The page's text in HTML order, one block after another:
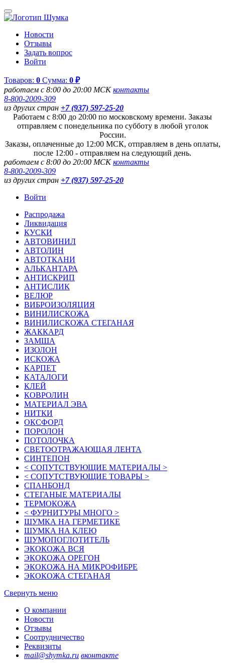
Новости
Отзывы
Задать вопрос
Войти
Товаров: 0 Сумма: 0 ₽
работаем с 8:00 до 20:00 МСКконтакты
8-800-2009-309
из других стран +7 (937) 597-25-20
Работаем с 8:00 до 20:00 по московскому времени. Заказы
отправляем с понедельника по субботу в любой уголок
России.
Заказы, оплаченные до 12:00 МСК, отправляем в день оплаты,
после 12:00 - отправляем на следующий день.
работаем с 8:00 до 20:00 МСКконтакты
8-800-2009-309
из других стран +7 (937) 597-25-20
Войти
Распродажа
Ликвидация
КУСКИ
АВТОВИНИЛ
АВТОЛИН
АВТОТКАНИ
АЛЬКАНТАРА
АНТИСКРИП
АНТИСЛИК
ВЕЛЮР
ВИБРОИЗОЛЯЦИЯ
ВИНИЛИСКОЖА
ВИНИЛИСКОЖА СТЕГАНАЯ
ЖАККАРД
ЗАМША
ИЗОЛОН
ИСКОЖА
КАРПЕТ
КАТАЛОГИ
КЛЕЙ
КОВРОЛИН
МАТЕРИАЛ ЭВА
НИТКИ
ОКСФОРД
ПОРОЛОН
ПОТОЛОЧКА
СВЕТООТРАЖАЮЩАЯ ЛЕНТА
СИНТЕПОН
< СОПУТСТВУЮЩИЕ МАТЕРИАЛЫ >
< СОПУТСТВУЮЩИЕ ТОВАРЫ >
СПАНБОНД
СТЕГАНЫЕ МАТЕРИАЛЫ
ТЕРМОКОЖА
< ФУРНИТУРЫ МНОГО >
ШУМКА НА ГЕРМЕТИКЕ
ШУМКА НА КЛЕЮ
ШУМОПОГЛОТИТЕЛЬ
ЭКОКОЖА ВСЯ
ЭКОКОЖА ОРЕГОН
ЭКОКОЖА НА МИКРОФИБРЕ
ЭКОКОЖА СТЕГАНАЯ
Свернуть меню
О компании
Новости
Отзывы
Соотрудничество
Реквизиты
mail@shymka.ru вконтакте